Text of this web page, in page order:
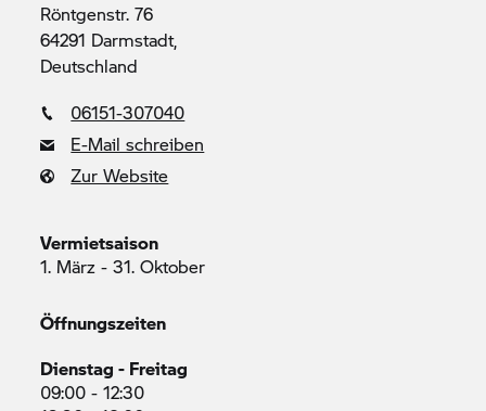
Röntgenstr. 76
64291 Darmstadt,
Deutschland
06151-307040
E-Mail schreiben
Zur Website
Vermietsaison
1. März - 31. Oktober
Öffnungszeiten
Dienstag - Freitag
09:00 - 12:30